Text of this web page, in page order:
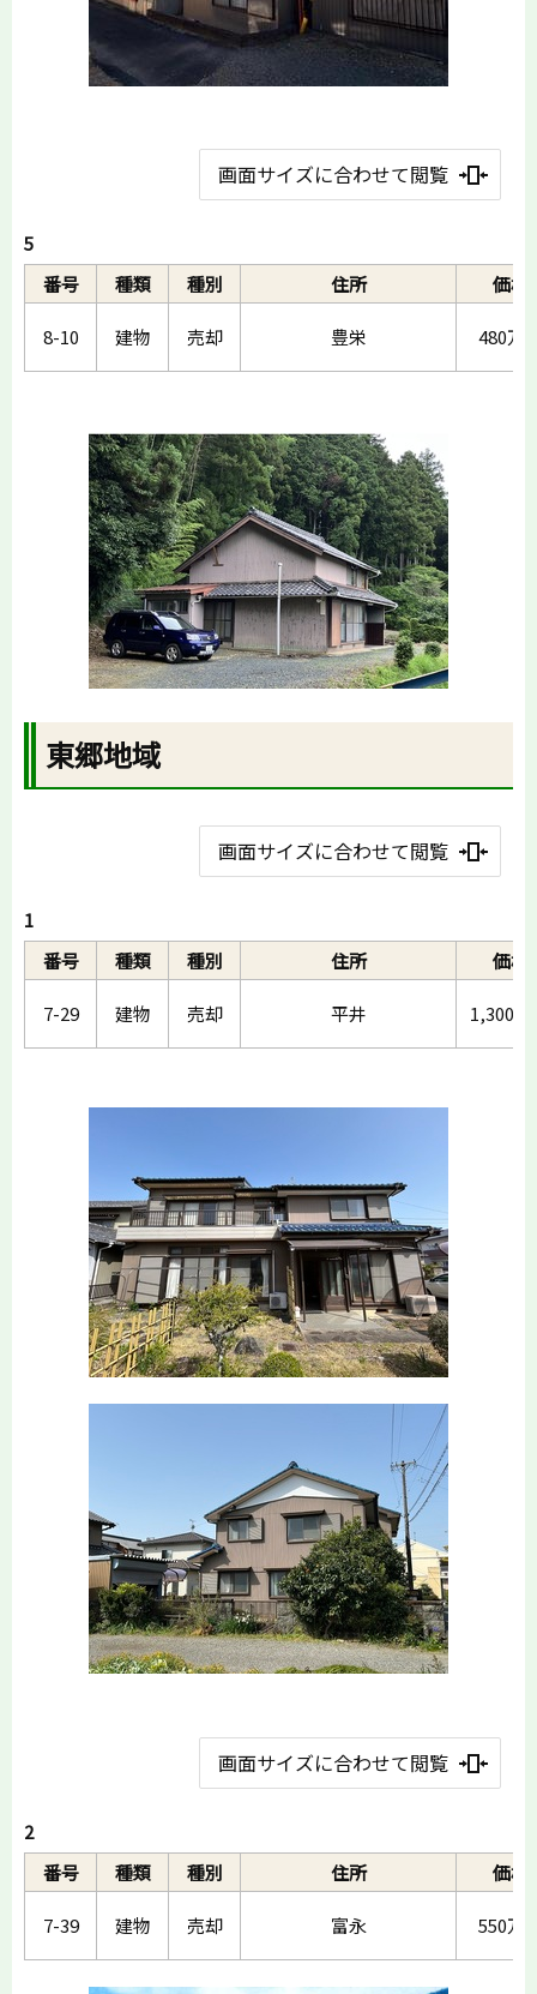
画面サイズに合わせて閲覧
5
番号
種類 種別 住所 価格
8-10 建物 売却 豊栄 480万
東郷地域
画面サイズに合わせて閲覧
1
番号
種類 種別 住所 価格
7-29 建物 売却 平井 1,300万
画面サイズに合わせて閲覧
2
番号
種類 種別 住所 価格
7-39 建物 売却 富永 550万